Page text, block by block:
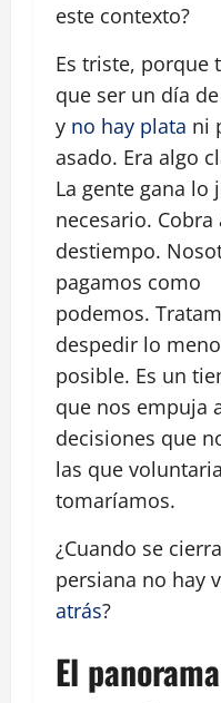
este contexto?
Es triste, porque
que ser un día
y no hay plata ni
asado. Era algo
La gente gana lo
necesario. Cobra
destiempo.
pagamos como
podemos.
despedir lo
posible. Es un
que nos empuja
decisiones que
las que
tomaríamos.
¿Cuando se
persiana no hay
atrás?
El